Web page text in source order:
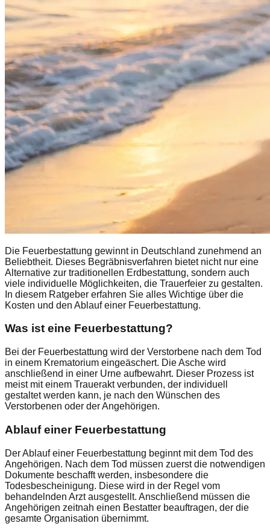
Die Feuerbestattung gewinnt in Deutschland zunehmend an
Beliebtheit. Dieses Begräbnisverfahren bietet nicht nur eine
Alternative zur traditionellen Erdbestattung, sondern auch
viele individuelle Möglichkeiten, die Trauerfeier zu gestalten.
In diesem Ratgeber erfahren Sie alles Wichtige über die
Kosten und den Ablauf einer Feuerbestattung.
Was ist eine Feuerbestattung?
Bei der Feuerbestattung wird der Verstorbene nach dem Tod
in einem Krematorium eingeäschert. Die Asche wird
anschließend in einer Urne aufbewahrt. Dieser Prozess ist
meist mit einem Trauerakt verbunden, der individuell
gestaltet werden kann, je nach den Wünschen des
Verstorbenen oder der Angehörigen.
Ablauf einer Feuerbestattung
Der Ablauf einer Feuerbestattung beginnt mit dem Tod des
Angehörigen. Nach dem Tod müssen zuerst die notwendigen
Dokumente beschafft werden, insbesondere die
Todesbescheinigung. Diese wird in der Regel vom
behandelnden Arzt ausgestellt. Anschließend müssen die
Angehörigen zeitnah einen Bestatter beauftragen, der die
gesamte Organisation übernimmt.